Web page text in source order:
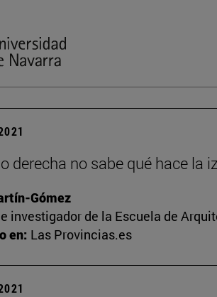
derecha no sabe qué hace la
Gómez
investigador de la Escuela de
en: Las Provincias.es